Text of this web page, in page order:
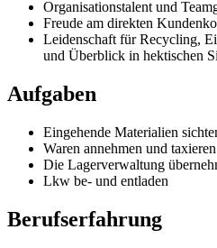
Organisationstalent und
Freude am direkten
Leidenschaft für Recycling,
und Überblick in hektischen
Aufgaben
Eingehende Materialien
Waren annehmen und taxieren
Die Lagerverwaltung
Lkw be- und entladen
Berufserfahrung